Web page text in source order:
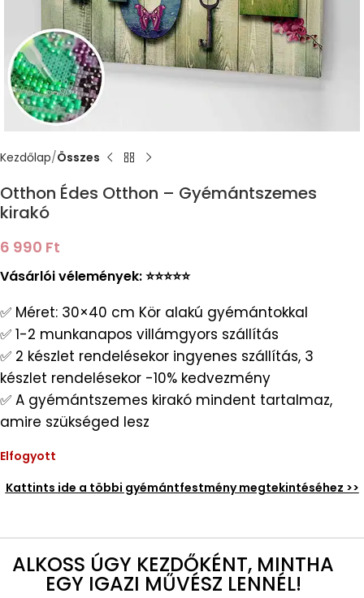
Kezdőlap Összes
Otthon Édes Otthon – Gyémántszemes
kirakó
6 990 Ft
Vásárlói vélemények: ⭐️⭐️⭐️⭐️⭐️
✅ Méret: 30×40 cm Kör alakú gyémántokkal
✅ 1-2 munkanapos villámgyors szállítás
✅ 2 készlet rendelésekor ingyenes szállítás, 3
készlet rendelésekor -10% kedvezmény
✅ A gyémántszemes kirakó mindent tartalmaz,
amire szükséged lesz
Elfogyott
Kattints ide a többi gyémántfestmény megtekintéséhez >>
ALKOSS ÚGY KEZDŐKÉNT, MINTHA
EGY IGAZI MŰVÉSZ LENNÉL!